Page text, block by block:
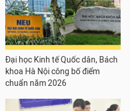
Đại học Kinh tế Quốc dân, Bách
khoa Hà Nội công bố điểm
chuẩn năm 2026